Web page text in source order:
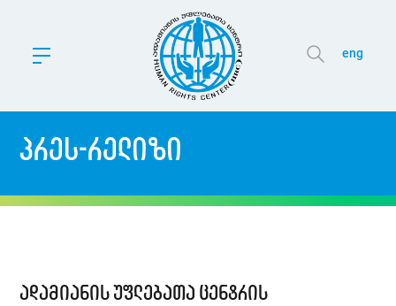
eng
პრეს-რელიზი
ადამიანის უფლებათა ცენტრის